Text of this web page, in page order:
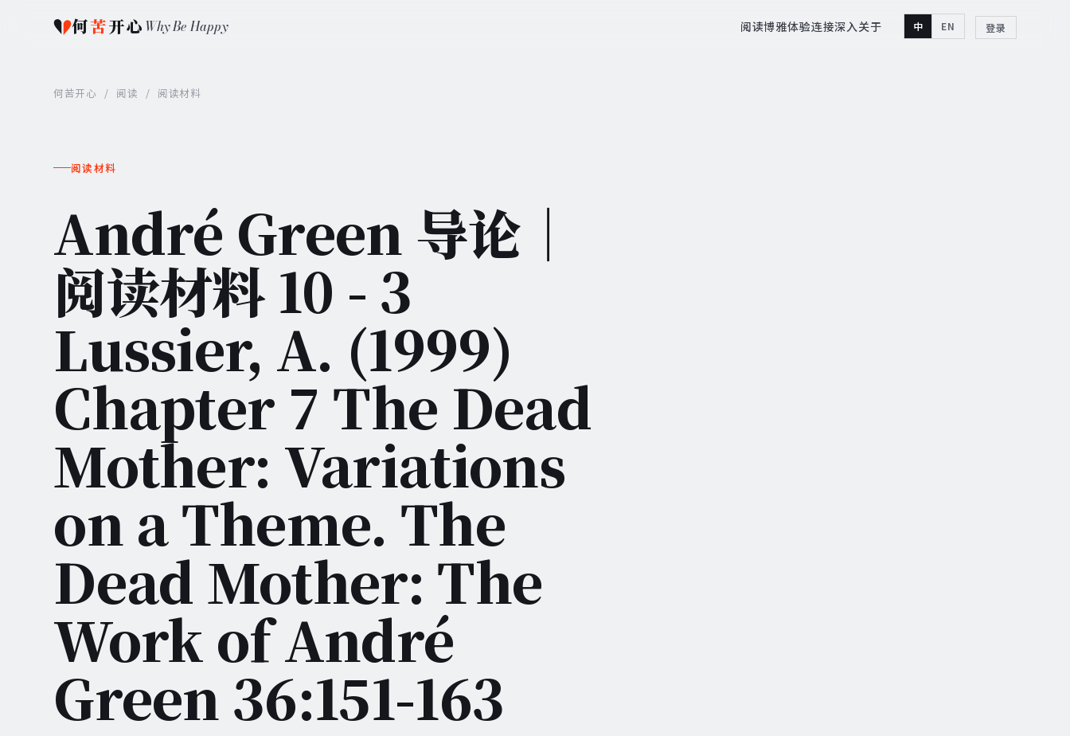
何苦开心 Why Be Happy 阅读博雅体验连接深入关于 中 EN 登录
何苦开心 / 阅读 / 阅读材料
阅读材料
André Green 导论｜
阅读材料 10 - 3
Lussier, A. (1999)
Chapter 7 The Dead
Mother: Variations
on a Theme. The
Dead Mother: The
Work of André
Green 36:151-163